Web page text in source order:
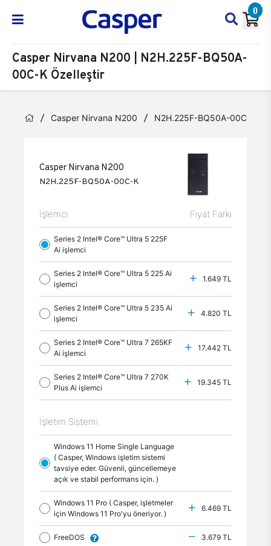
0
Casper Nirvana N200 | N2H.225F-BQ50A-
00C-K Özelleştir
Casper Nirvana N200 N2H.225F-BQ50A-00C-K
Casper Nirvana N200
N2H.225F-BQ50A-00C-K
İşlemci Fiyat Farkı
Series 2 Intel® Core™ Ultra 5 225F
Ai işlemci
Series 2 Intel® Core™ Ultra 5 225 Ai
işlemci
1.649 TL
Series 2 Intel® Core™ Ultra 5 235 Ai
işlemci
4.820 TL
Series 2 Intel® Core™ Ultra 7 265KF
Ai işlemci
17.442 TL
Series 2 Intel® Core™ Ultra 7 270K
Plus Ai işlemci
19.345 TL
İşletim Sistemi
Windows 11 Home Single Language
( Casper, Windows işletim sistemi
tavsiye eder. Güvenli, güncellemeye
açık ve stabil performans için. )
Windows 11 Pro ( Casper, işletmeler
için Windows 11 Pro'yu öneriyor. )
6.469 TL
FreeDOS 3.679 TL